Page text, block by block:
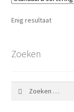
Enig resultaat
Zoeken